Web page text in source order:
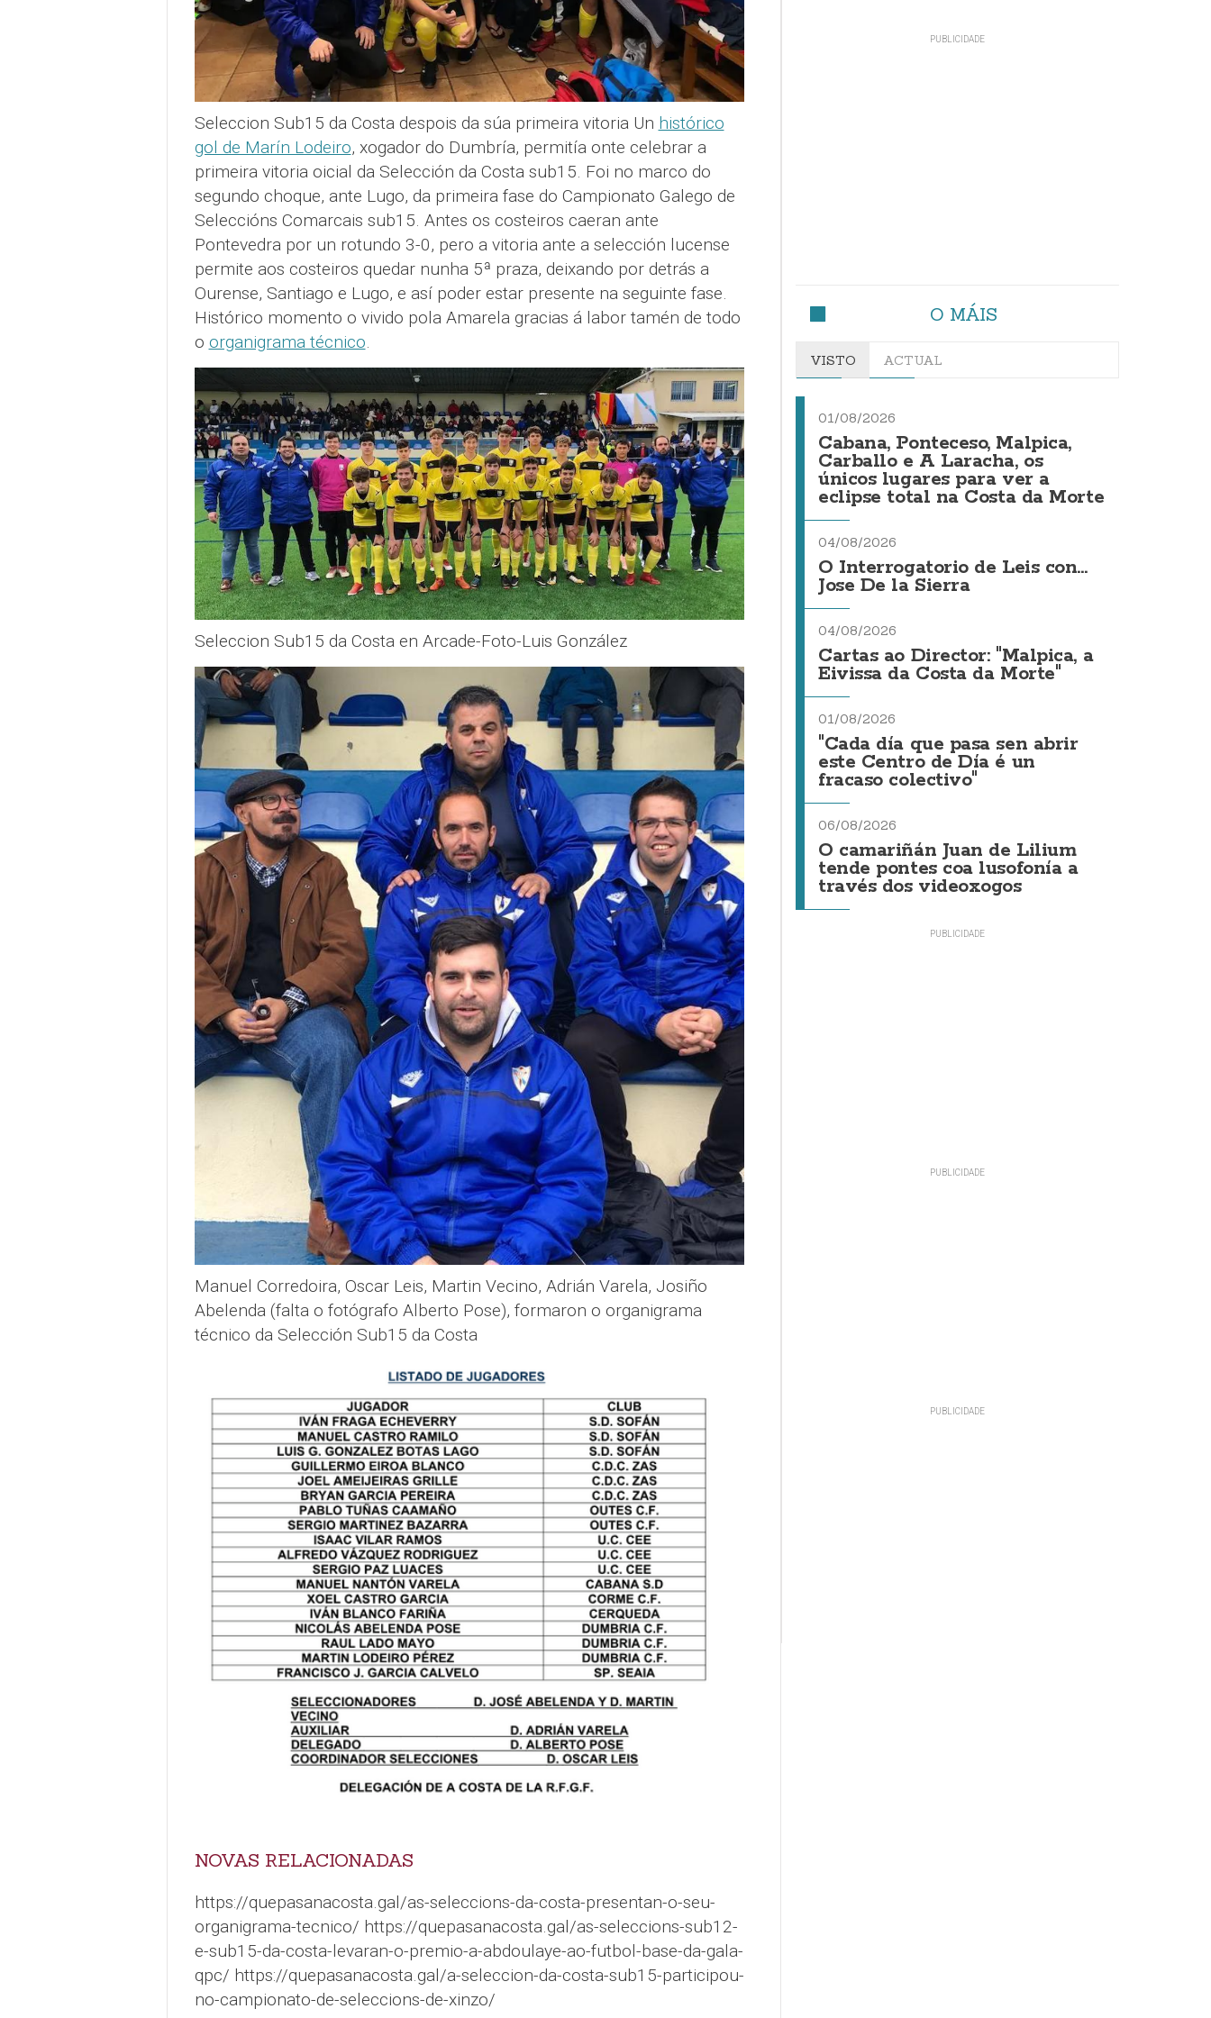
Seleccion Sub15 da Costa despois da súa primeira vitoria Un histórico
gol de Marín Lodeiro, xogador do Dumbría, permitía onte celebrar a
primeira vitoria oicial da Selección da Costa sub15. Foi no marco do
segundo choque, ante Lugo, da primeira fase do Campionato Galego de
Seleccións Comarcais sub15. Antes os costeiros caeran ante
Pontevedra por un rotundo 3-0, pero a vitoria ante a selección lucense
permite aos costeiros quedar nunha 5ª praza, deixando por detrás a
Ourense, Santiago e Lugo, e así poder estar presente na seguinte fase.
Histórico momento o vivido pola Amarela gracias á labor tamén de todo
o organigrama técnico.
Seleccion Sub15 da Costa en Arcade-Foto-Luis González
Manuel Corredoira, Oscar Leis, Martin Vecino, Adrián Varela, Josiño
Abelenda (falta o fotógrafo Alberto Pose), formaron o organigrama
técnico da Selección Sub15 da Costa
NOVAS RELACIONADAS
https://quepasanacosta.gal/as-seleccions-da-costa-presentan-o-seu-
organigrama-tecnico/ https://quepasanacosta.gal/as-seleccions-sub12-
e-sub15-da-costa-levaran-o-premio-a-abdoulaye-ao-futbol-base-da-gala-
qpc/ https://quepasanacosta.gal/a-seleccion-da-costa-sub15-participou-
no-campionato-de-seleccions-de-xinzo/
O MÁIS
VISTO ACTUAL
01/08/2026
Cabana, Ponteceso, Malpica,
Carballo e A Laracha, os
únicos lugares para ver a
eclipse total na Costa da Morte
04/08/2026
O Interrogatorio de Leis con...
Jose De la Sierra
04/08/2026
Cartas ao Director: "Malpica, a
Eivissa da Costa da Morte"
01/08/2026
"Cada día que pasa sen abrir
este Centro de Día é un
fracaso colectivo"
06/08/2026
O camariñán Juan de Lilium
tende pontes coa lusofonía a
través dos videoxogos